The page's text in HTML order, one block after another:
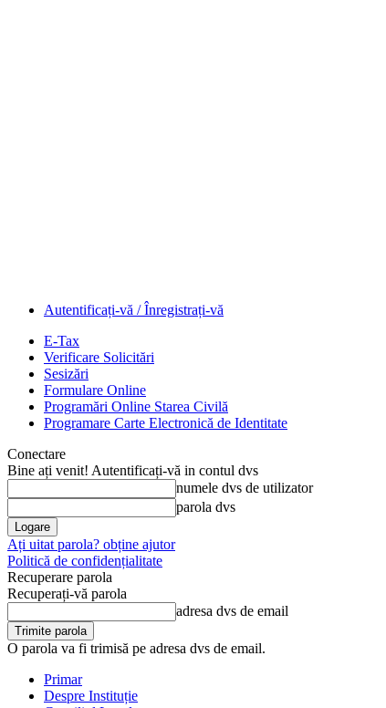
Autentificați-vă / Înregistrați-vă
E-Tax
Verificare Solicitări
Sesizări
Formulare Online
Programări Online Starea Civilă
Programare Carte Electronică de Identitate
Conectare
Bine ați venit! Autentificați-vă in contul dvs
numele dvs de utilizator
parola dvs
Ați uitat parola? obține ajutor
Politică de confidențialitate
Recuperare parola
Recuperați-vă parola
adresa dvs de email
O parola va fi trimisă pe adresa dvs de email.
Primar
Despre Instituție